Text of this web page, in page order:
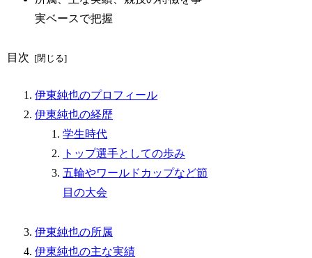
実ベースで把握
目次
伊東純也のプロフィール
伊東純也の経歴
学生時代
トップ選手としての歩み
五輪やワールドカップなど節
目の大会
伊東純也の所属
伊東純也の主な実績